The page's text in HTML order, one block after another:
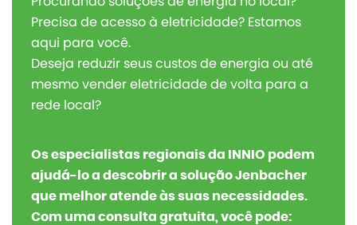
Precisa de acesso à eletricidade? Estamos
aqui para você.
Deseja reduzir seus custos de energia ou até
mesmo vender eletricidade de volta para a
rede local?
Os especialistas regionais da INNIO podem
ajudá-lo a descobrir a solução Jenbacher
que melhor atende às suas necessidades.
Com uma consulta gratuita, você pode: